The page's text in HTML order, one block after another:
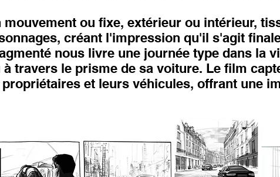
mouvement ou fixe, extérieur ou intérieur,
créant l'impression qu'il s'agit
nous livre une journée type dans la
travers le prisme de sa voiture. Le film
et leurs véhicules, offrant une